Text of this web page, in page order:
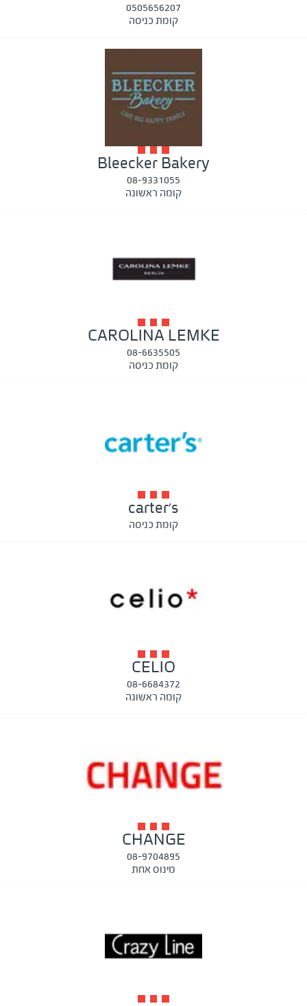
0505656207
קומת כניסה
Bleecker Bakery
08-9331055
קומה ראשונה
CAROLINA LEMKE
08-6635505
קומת כניסה
carter's
קומת כניסה
CELIO
08-6684372
קומה ראשונה
CHANGE
08-9704895
מינוס אחת